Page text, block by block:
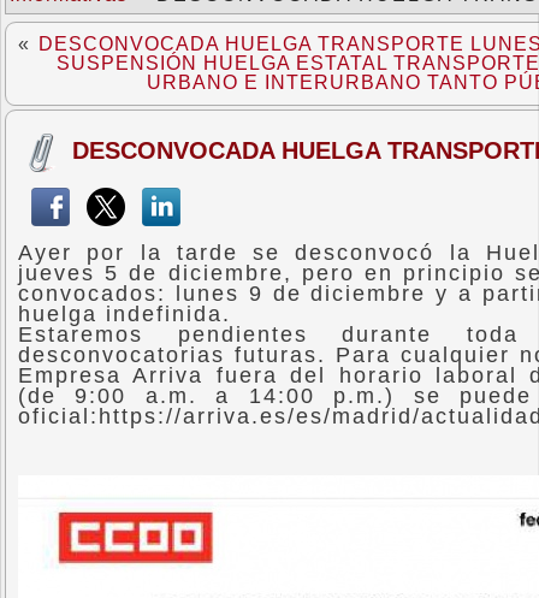
«
DESCONVOCADA HUELGA TRANSPORTE
SUSPENSIÓN HUELGA ESTATAL
URBANO E INTERURBANO TANTO
DESCONVOCADA HUELGA
Ayer por la tarde se desconvocó la
jueves 5 de diciembre, pero en principio
convocados: lunes 9 de diciembre y a
huelga indefinida.
Estaremos pendientes durante
desconvocatorias futuras. Para cualquier
Empresa Arriva fuera del horario
(de 9:00 a.m. a 14:00 p.m.) se
oficial:https://arriva.es/es/madrid/